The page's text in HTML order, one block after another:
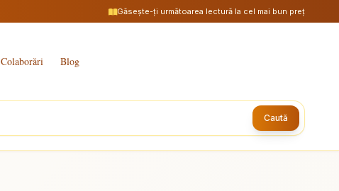
Găsește-ți următoarea lectură la cel mai bun preț
Colaborări Blog
Caută